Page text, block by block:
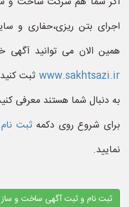
اجرای بتن ریزی،حفاری و
همین الان می توانید آگهی
www.sakhtsazi.ir ثبت
به دنبال شما هستند معرفی
برای شروع روی دکمهثبت
نمایید.
ثبت نام و ثبت آگهی ساخت و ساز